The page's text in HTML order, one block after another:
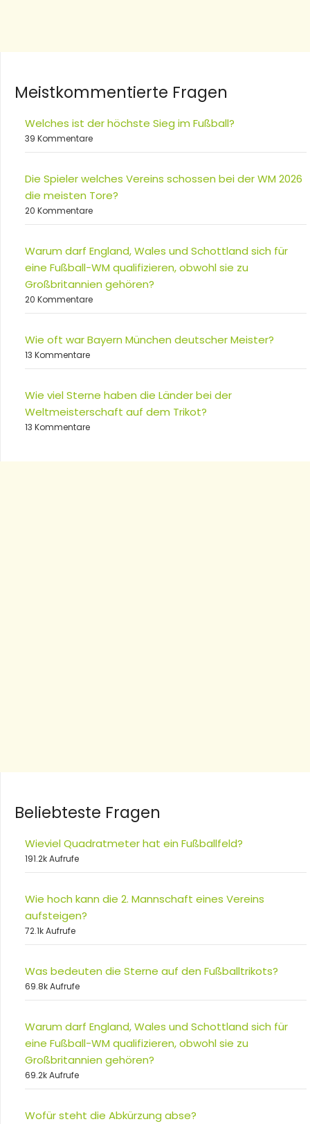
Meistkommentierte Fragen
Welches ist der höchste Sieg im Fußball?
39 Kommentare
Die Spieler welches Vereins schossen bei der WM 2026
die meisten Tore?
20 Kommentare
Warum darf England, Wales und Schottland sich für
eine Fußball-WM qualifizieren, obwohl sie zu
Großbritannien gehören?
20 Kommentare
Wie oft war Bayern München deutscher Meister?
13 Kommentare
Wie viel Sterne haben die Länder bei der
Weltmeisterschaft auf dem Trikot?
13 Kommentare
Beliebteste Fragen
Wieviel Quadratmeter hat ein Fußballfeld?
191.2k Aufrufe
Wie hoch kann die 2. Mannschaft eines Vereins
aufsteigen?
72.1k Aufrufe
Was bedeuten die Sterne auf den Fußballtrikots?
69.8k Aufrufe
Warum darf England, Wales und Schottland sich für
eine Fußball-WM qualifizieren, obwohl sie zu
Großbritannien gehören?
69.2k Aufrufe
Wofür steht die Abkürzung abse?